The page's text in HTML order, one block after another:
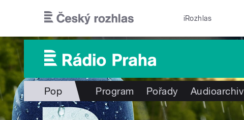
iRozhlas
Pop Program Pořady Audioarchiv